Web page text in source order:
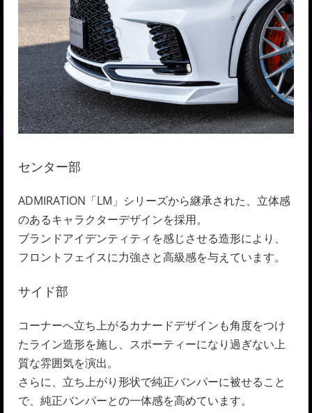
センター部
ADMIRATION「LM」シリーズから継承された、立体感
のあるキャラクターデザインを採用。
ブランドアイデンティティを感じさせる造形により、
フロントフェイスに力強さと高級感を与えています。
サイド部
コーナーへ立ち上がるカナードデザインも角度をつけ
たライン造形を施し、スポーティーになり過ぎない上
質な雰囲気を演出。
さらに、立ち上がり形状で純正バンパーに被せること
で、純正バンパーとの一体感を高めています。